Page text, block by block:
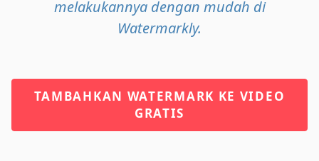
melakukannya dengan mudah di
Watermarkly.
TAMBAHKAN WATERMARK KE VIDEO
GRATIS